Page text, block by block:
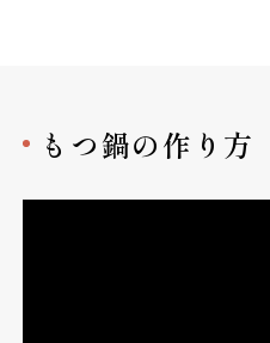
もつ鍋の作り方